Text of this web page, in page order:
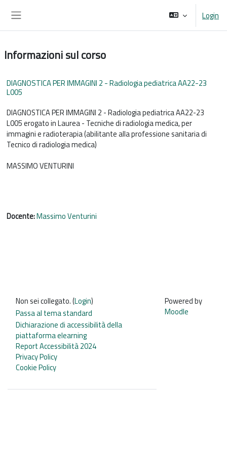
Login
Informazioni sul corso
DIAGNOSTICA PER IMMAGINI 2 - Radiologia pediatrica AA22-23
L005
DIAGNOSTICA PER IMMAGINI 2 - Radiologia pediatrica AA22-23
L005 erogato in Laurea - Tecniche di radiologia medica, per
immagini e radioterapia (abilitante alla professione sanitaria di
Tecnico di radiologia medica)
MASSIMO VENTURINI
Docente:Massimo Venturini
Non sei collegato. (Login)
Passa al tema standard
Dichiarazione di accessibilità della
piattaforma elearning
Report Accessibilità 2024
Privacy Policy
Cookie Policy
Powered by
Moodle